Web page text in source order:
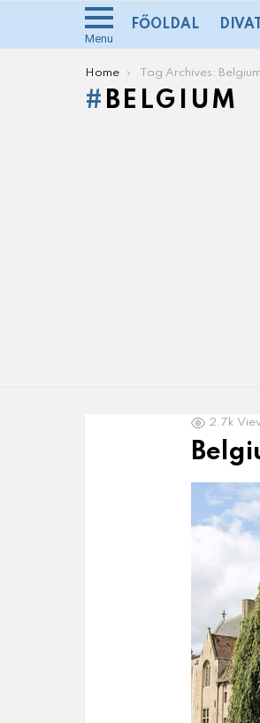
Menu
FŐOLDAL DIVAT
You are here:
Home Tag Archives: Belgium
BELGIUM
2.7k